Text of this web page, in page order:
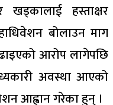
खड्कालाई हस्ताक्षर
बोलाउन माग
आरोप लागेपछि
अवस्था आएको
आह्वान गरेका हुन् ।